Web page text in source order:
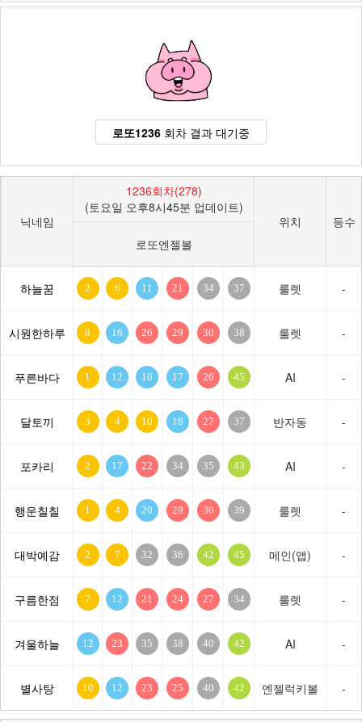
로또1236 회차 결과 대기중
닉네임
1236회차(278)
(토요일 오후8시45분 업데이트)
위치
등수
로또엔젤볼
하늘꿈 2 6 11 21 34 37 룰렛 -
시원한하루 8 16 26 29 30 38 룰렛 -
푸른바다 1 12 16 17 26 45 AI -
달토끼 3 4 10 18 27 37 반자동 -
포카리 2 17 22 34 35 43 AI -
행운칠칠 1 4 20 29 30 39 룰렛 -
대박예감 2 7 32 36 42 45 메인(앱) -
구름한점 7 12 21 24 27 34 룰렛 -
겨울하늘 12 23 35 38 40 42 AI -
별사탕 10 12 23 25 40 42 엔젤럭키볼 -